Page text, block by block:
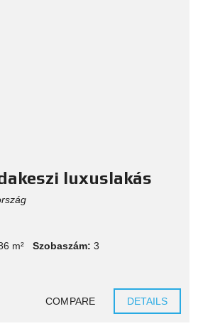
luxuslakás
m² Szobaszám: 3
COMPARE DETAILS